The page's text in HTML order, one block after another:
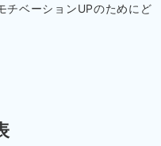
チベーションUPのためにど